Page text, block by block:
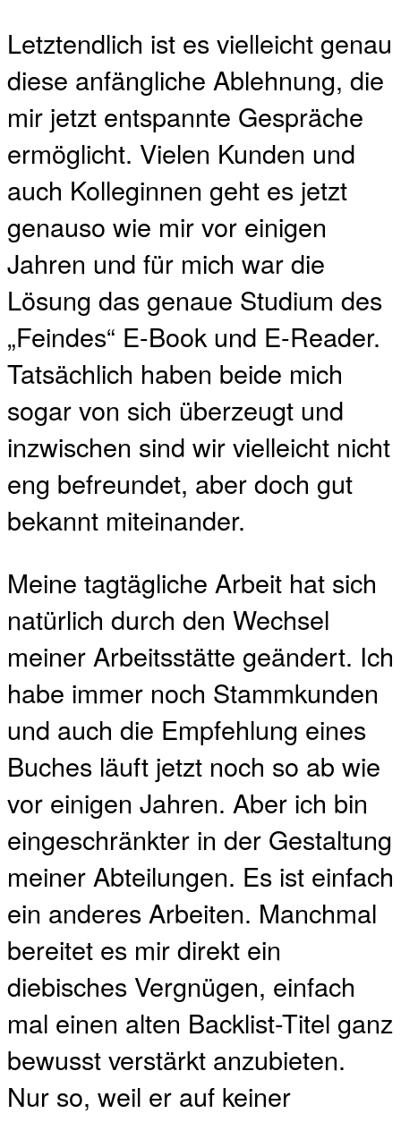
Letztendlich ist es vielleicht genau
diese anfängliche Ablehnung, die
mir jetzt entspannte Gespräche
ermöglicht. Vielen Kunden und
auch Kolleginnen geht es jetzt
genauso wie mir vor einigen
Jahren und für mich war die
Lösung das genaue Studium des
„Feindes“ E-Book und E-Reader.
Tatsächlich haben beide mich
sogar von sich überzeugt und
inzwischen sind wir vielleicht nicht
eng befreundet, aber doch gut
bekannt miteinander.
Meine tagtägliche Arbeit hat sich
natürlich durch den Wechsel
meiner Arbeitsstätte geändert. Ich
habe immer noch Stammkunden
und auch die Empfehlung eines
Buches läuft jetzt noch so ab wie
vor einigen Jahren. Aber ich bin
eingeschränkter in der Gestaltung
meiner Abteilungen. Es ist einfach
ein anderes Arbeiten. Manchmal
bereitet es mir direkt ein
diebisches Vergnügen, einfach
mal einen alten Backlist-Titel ganz
bewusst verstärkt anzubieten.
Nur so, weil er auf keiner